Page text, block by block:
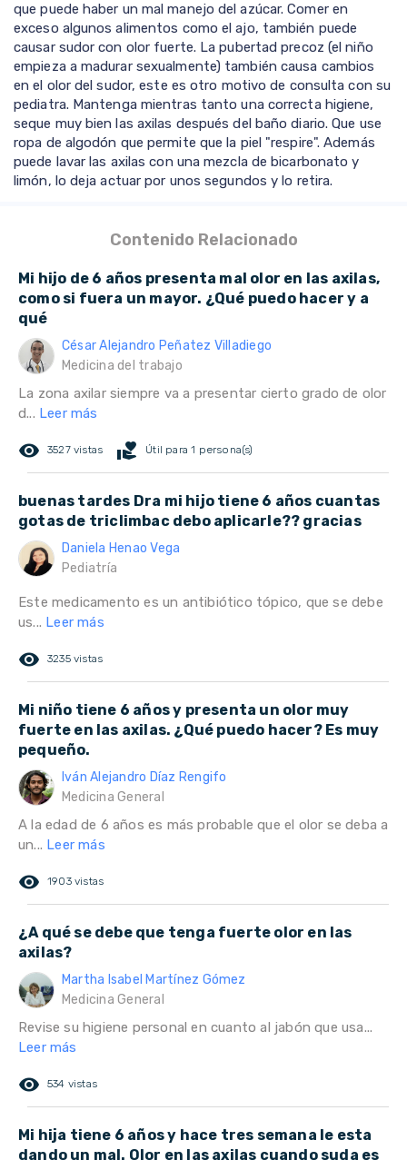
que puede haber un mal manejo del azúcar. Comer en
exceso algunos alimentos como el ajo, también puede
causar sudor con olor fuerte. La pubertad precoz (el niño
empieza a madurar sexualmente) también causa cambios
en el olor del sudor, este es otro motivo de consulta con su
pediatra. Mantenga mientras tanto una correcta higiene,
seque muy bien las axilas después del baño diario. Que use
ropa de algodón que permite que la piel "respire". Además
puede lavar las axilas con una mezcla de bicarbonato y
limón, lo deja actuar por unos segundos y lo retira.
Contenido Relacionado
Mi hijo de 6 años presenta mal olor en las axilas,
como si fuera un mayor. ¿Qué puedo hacer y a
qué
César Alejandro Peñatez Villadiego
Medicina del trabajo
La zona axilar siempre va a presentar cierto grado de olor
d... Leer más
remove_red_eye 3527 vistas volunteer_activism Útil para 1 persona(s)
buenas tardes Dra mi hijo tiene 6 años cuantas
gotas de triclimbac debo aplicarle?? gracias
Daniela Henao Vega
Pediatría
Este medicamento es un antibiótico tópico, que se debe
us... Leer más
remove_red_eye 3235 vistas
Mi niño tiene 6 años y presenta un olor muy
fuerte en las axilas. ¿Qué puedo hacer? Es muy
pequeño.
Iván Alejandro Díaz Rengifo
Medicina General
A la edad de 6 años es más probable que el olor se deba a
un... Leer más
remove_red_eye 1903 vistas
¿A qué se debe que tenga fuerte olor en las
axilas?
Martha Isabel Martínez Gómez
Medicina General
Revise su higiene personal en cuanto al jabón que usa...
Leer más
remove_red_eye 534 vistas
Mi hija tiene 6 años y hace tres semana le esta
dando un mal. Olor en las axilas cuando suda es